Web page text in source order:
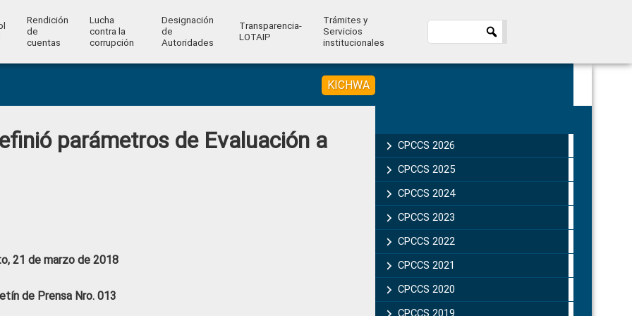
Rendición
de
cuentas
Lucha
contra la
corrupción
Designación
de
Autoridades
Transparencia-
LOTAIP
Trámites y
Servicios
institucionales
KICHWA
parámetros de Evaluación a
21 de marzo de 2018
de Prensa Nro. 013
Sidebar
CPCCS 2026
CPCCS 2025
CPCCS 2024
CPCCS 2023
CPCCS 2022
CPCCS 2021
CPCCS 2020
CPCCS 2019 .